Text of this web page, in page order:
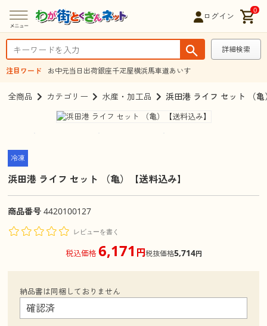
ログイン
0
詳細検索
注目ワード お中元当日出荷銀座千疋屋横浜馬車道あいす
全商品 カテゴリー 水産・加工品 浜田港 ライフ セット （
冷凍
浜田港 ライフ セット （亀）【送料込み】
商品番号 4420100127
レビューを書く
税込価格6,171 円税抜価格5,714円
納品書は同梱しておりません